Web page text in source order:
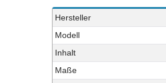
Technisches
Merkmal
Wert
Hersteller
Modell
Inhalt
Maße